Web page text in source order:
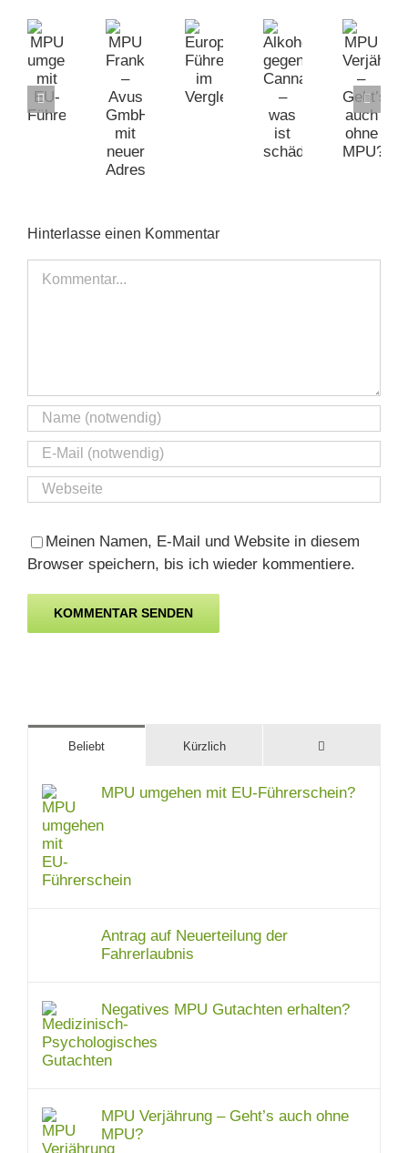
umgehen
Frankfurt
GmbH
Europäischer
Führerschein
Alkohol
Cannabis
Verjährung
Geht’s
Hinterlasse einen Kommentar
Kommentar
Meinen Namen, E-Mail und Website in diesem
Browser speichern, bis ich wieder kommentiere.
Beliebt Kürzlich
MPU umgehen mit EU-Führerschein?
Antrag auf Neuerteilung der
Fahrerlaubnis
Negatives MPU Gutachten erhalten?
MPU Verjährung – Geht’s auch ohne
MPU?